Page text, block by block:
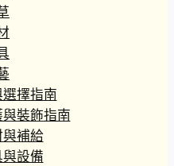
擇指南
裝飾指南
補給
設備